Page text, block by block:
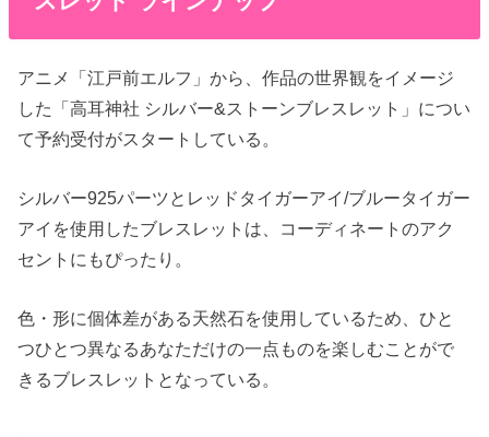
アニメ「江戸前エルフ」から、作品の世界観をイメージ
した「高耳神社 シルバー&ストーンブレスレット」につい
て予約受付がスタートしている。
シルバー925パーツとレッドタイガーアイ/ブルータイガー
アイを使用したブレスレットは、コーディネートのアク
セントにもぴったり。
色・形に個体差がある天然石を使用しているため、ひと
つひとつ異なるあなただけの一点ものを楽しむことがで
きるブレスレットとなっている。